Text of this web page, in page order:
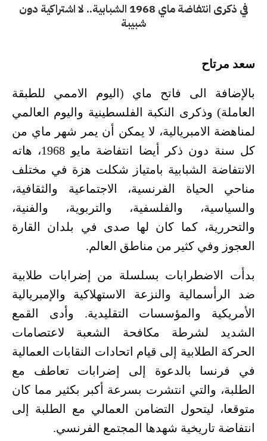
في ذكرى انتفاضة ماي 1968 الشبابية.. لا اشتراكية دون
شبيبة
سعد مرتاح
بالإضافة الى فاتح ماي (اليوم الاممي للطبقة
العاملة) وذكرى النكبة الفلسطينية واليوم العالمي
لمناهضة الامبريالية، لا يمكن أن يمر شهر ماي من
كل سنة دون ذكر أيضا انتفاضة مايو 1968، هاته
الانتفاضة الشبابية بامتياز شكلت هزة في مختلف
مناحي الحياة الفرنسية، الاجتماعية والثقافية،
والسياسية، والفلسفية، والتربوية، والفنية،
والتحررية، كما كان لها صدى في بلدان القارة
العجوز وفي كثير من مناطق العالم.
بدأت الاضطرابات بسلسلة من إضرابات طلابية
ضد الرأسمالية والنزعة الاستهلاكية والإمبريالية
الأمريكية والمؤسسات التقليدية. وأدى القمع
الشديد لشرطة مكافحة الشعبة لاعتصامات
الحركة الطلابية إلى قيام اتحادات النقابات العمالية
في فرنسا بالدعوة إلى إضرابات تعاطف مع
الطلبة، والتي انتشرت بسرعة أكبر بكثير مما كان
متوقعا، ليتحول التضامن العمالي مع الطلبة إلى
انتفاضة تاريخية شهدها المجتمع الفرنسي.